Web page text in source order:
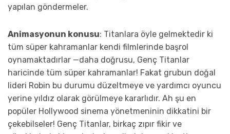
yapılan göndermeler.
Animasyonun konusu: Titanlara öyle gelmektedir ki
tüm süper kahramanlar kendi filmlerinde başrol
oynamaktadırlar —daha doğrusu, Genç Titanlar
haricinde tüm süper kahramanlar! Fakat grubun doğal
lideri Robin bu durumu düzeltmeye ve yardımcı oyuncu
yerine yıldız olarak görülmeye kararlıdır. Ah şu en
popüler Hollywood sinema yönetmeninin dikkatini bir
çekebilseler! Genç Titanlar, birkaç zıpır fikir ve